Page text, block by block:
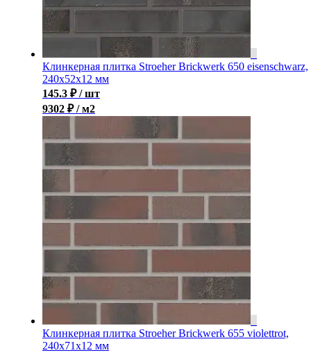
Клинкерная плитка Stroeher Brickwerk 650 eisenschwarz,
240x52x12 мм
145.3 ₽ / шт
9302 ₽ / м2
Клинкерная плитка Stroeher Brickwerk 655 violettrot,
240x71x12 мм